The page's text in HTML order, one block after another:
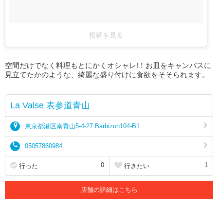
投稿を見る
空間だけでなく料理もとにかくオシャレ!！お皿をキャンパスに
見立てたかのような、綺麗な盛り付けに食欲をそそられます。
La Valse 表参道青山
東京都港区南青山5-4-27 Barbizon104-B1
05057860984
行った 0 行きたい 1
店舗の詳細はこちら